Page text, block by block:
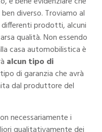
diverso. Troviamo al
prodotti, alcuni
qualità. Non essendo
casa automobilistica è
alcun tipo di
di garanzia che avrà
dal produttore del
necessariamente i